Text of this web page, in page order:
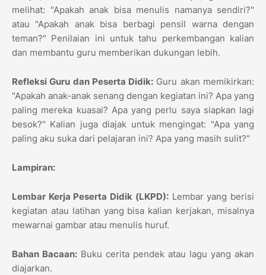
melihat: "Apakah anak bisa menulis namanya sendiri?"
atau "Apakah anak bisa berbagi pensil warna dengan
teman?" Penilaian ini untuk tahu perkembangan kalian
dan membantu guru memberikan dukungan lebih.
Refleksi Guru dan Peserta Didik: Guru akan memikirkan:
"Apakah anak-anak senang dengan kegiatan ini? Apa yang
paling mereka kuasai? Apa yang perlu saya siapkan lagi
besok?" Kalian juga diajak untuk mengingat: "Apa yang
paling aku suka dari pelajaran ini? Apa yang masih sulit?"
Lampiran:
Lembar Kerja Peserta Didik (LKPD):Lembar yang berisi
kegiatan atau latihan yang bisa kalian kerjakan, misalnya
mewarnai gambar atau menulis huruf.
Bahan Bacaan: Buku cerita pendek atau lagu yang akan
diajarkan.